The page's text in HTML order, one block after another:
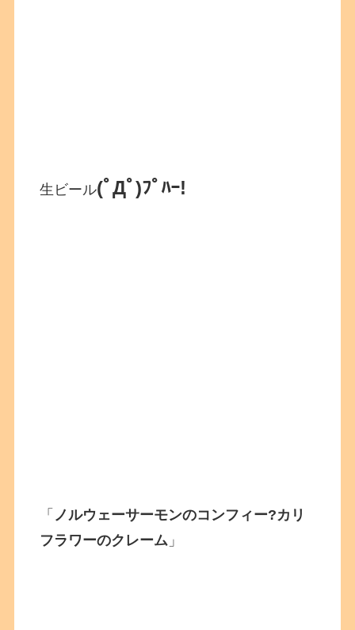
生ビール(ﾟДﾟ)ﾌﾟﾊｰ!
「 ノルウェーサーモンのコンフィー?カリ
フラワーのクレーム 」